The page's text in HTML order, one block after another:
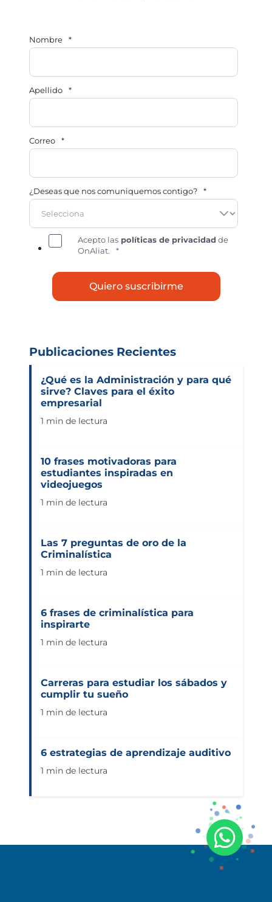
Nombre *
Apellido *
Correo *
¿Deseas que nos comuniquemos contigo? *
Acepto las políticas de privacidad de
OnAliat.
*
Publicaciones Recientes
¿Qué es la Administración y para qué
sirve? Claves para el éxito
empresarial
1 min de lectura
10 frases motivadoras para
estudiantes inspiradas en
videojuegos
1 min de lectura
Las 7 preguntas de oro de la
Criminalística
1 min de lectura
6 frases de criminalística para
inspirarte
1 min de lectura
Carreras para estudiar los sábados y
cumplir tu sueño
1 min de lectura
6 estrategias de aprendizaje auditivo
1 min de lectura